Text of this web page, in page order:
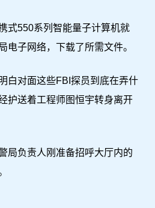
550系列智能量子计算机就
电子网络，下载了所需文件。
对面这些FBI探员到底在弄什
护送着工程师图恒宇转身离开
负责人刚准备招呼大厅内的